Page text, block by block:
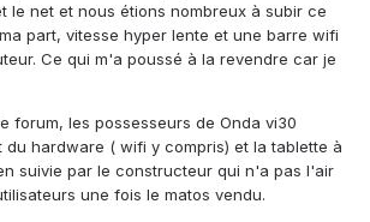
le net et nous étions nombreux à subir ce
part, vitesse hyper lente et une barre wifi
Ce qui m'a poussé à la revendre car je
forum, les possesseurs de Onda vi30
du hardware ( wifi y compris) et la tablette à
suivie par le constructeur qui n'a pas l'air
une fois le matos vendu.